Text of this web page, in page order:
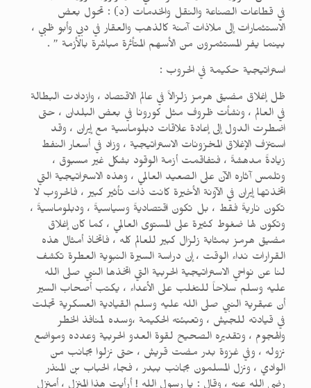
في قطاعات الصناعة والنقل والخدمات (د) : تحول بعض
الاستثمارات إلى ملاذات آمنة كالذهب والعقار في دبي وأبو ظبي ،
بينما يفر المستثمرون من الأسهم المتأثرة مباشرة بالأزمة ” .
استراتيجية حكيمة في الحروب :
ظل إغلاق مضيق هرمز زلزالاً في عالم الاقتصاد ، وازدادت البطالة
في العالم ، ونشأت ظروف مثل كورونا في بعض البلدان ، حتى
اضطرت الدول إلى إعادة علاقات دبلوماسية مع إيران ، وقد
استنزف الإغلاق المخزونات الاستراتيجية ، وزاد في أسعار النفط
زيادةً مدهشةً ، فتفاقمت أزمة الوقود بشكل غير مسبوق ،
وتلمس آثاره الآن على الصعيد العالمي ، وهذه الاستراتيجية التي
اتخذتها إيران في الآونة الأخيرة كانت ذات تأثير كبير ، فالحروب لا
تكون ناريةً فقط ، بل تكون اقتصاديةً وسياسيةً ، ودبلوماسيةً ،
وتكون لها ضغوط كثيرة على المستوى العالمي ، كما كان إغلاق
مضيق هرمز بمثابة زلزال كبير للعالم كله ، فاتخاذ أمثال هذه
القرارات نداء الوقت ، إن دراسة السيرة النبوية العطرة تكشف
لنا عن نواحي الاستراتيجية الحربية التي اتخذها النبي صلى الله
عليه وسلم سلاحاً للتغلب على الأعداء ، يكتب أصحاب السير
أن عبقرية النبي صلى الله عليه وسلم القيادية العسكرية تجلت
في قيادته للجيش ، وتعبئته الحكيمة ،وسده لمنافذ الخطر
والهجوم ، وتقديره الصحيح لقوة العدو الحربية وعدده ومواضع
نزوله ، وفي غزوة بدر مضت قريش ، حتى نزلوا بجانب من
الوادي ، ونزل المسلمون بجانب ببدر ، فجاء الحباب بن المنذر